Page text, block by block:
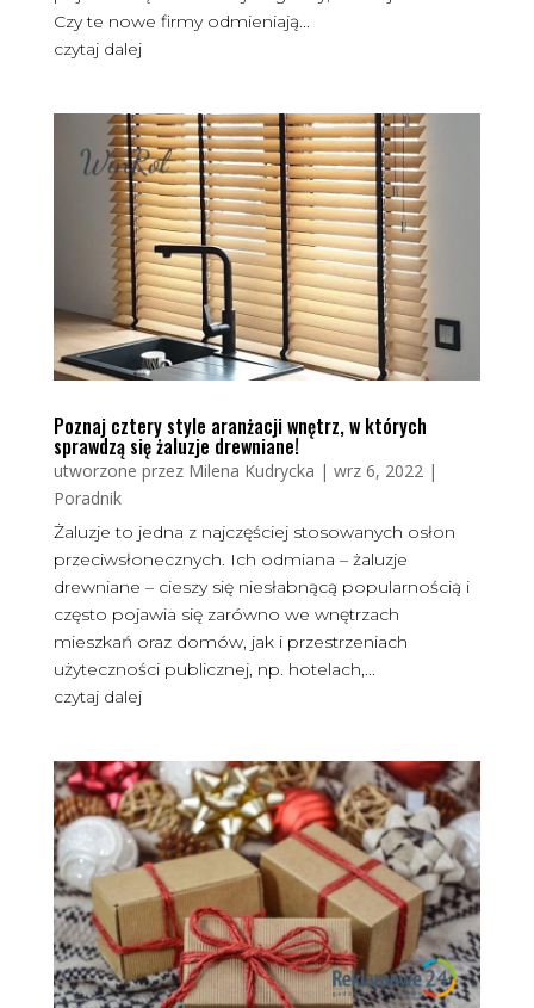
Czy te nowe firmy odmieniają...
czytaj dalej
Poznaj cztery style aranżacji wnętrz, w których
sprawdzą się żaluzje drewniane!
utworzone przez Milena Kudrycka | wrz 6, 2022 |
Poradnik
Żaluzje to jedna z najczęściej stosowanych osłon
przeciwsłonecznych. Ich odmiana – żaluzje
drewniane – cieszy się niesłabnącą popularnością i
często pojawia się zarówno we wnętrzach
mieszkań oraz domów, jak i przestrzeniach
użyteczności publicznej, np. hotelach,...
czytaj dalej